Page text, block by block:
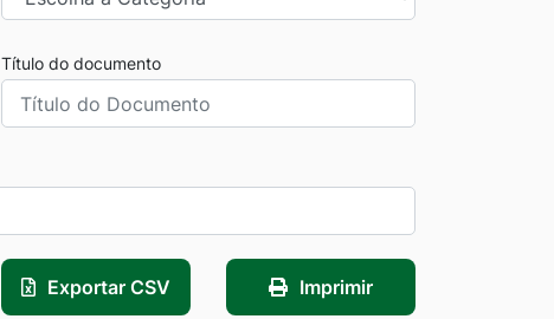
Título do documento
Exportar CSV Imprimir